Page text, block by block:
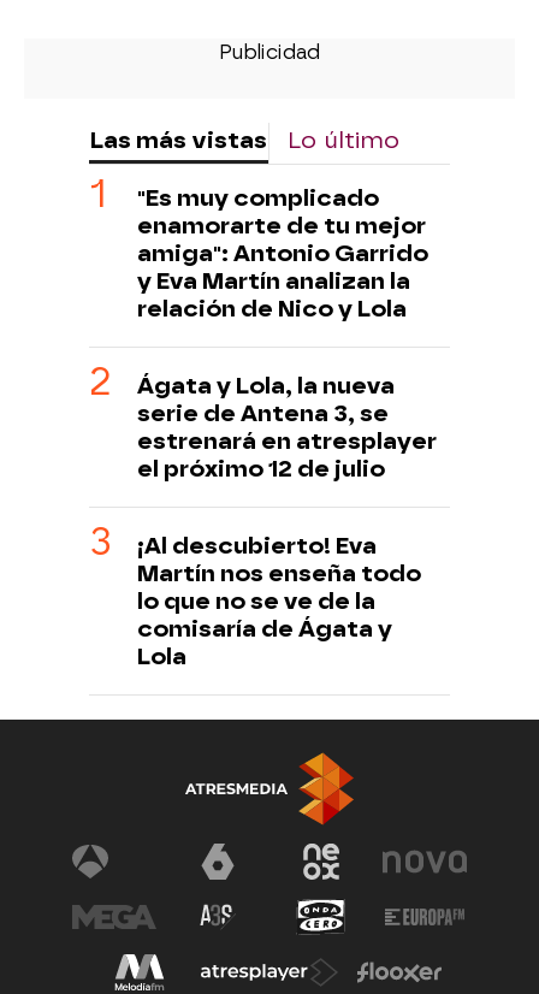
Las más vistas Lo último
"Es muy complicado
enamorarte de tu mejor
amiga": Antonio Garrido
y Eva Martín analizan la
relación de Nico y Lola
Ágata y Lola, la nueva
serie de Antena 3, se
estrenará en atresplayer
el próximo 12 de julio
¡Al descubierto! Eva
Martín nos enseña todo
lo que no se ve de la
comisaría de Ágata y
Lola